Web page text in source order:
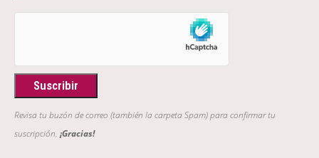
Revisa tu buzón de correo (también la carpeta Spam) para confirmar tu
suscripción. ¡Gracias!